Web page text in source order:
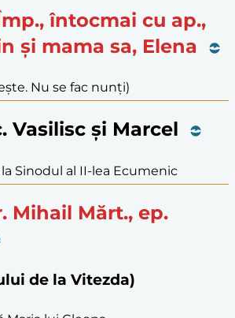
întocmai cu ap.,
și mama sa, Elena
Nu se fac nunți)
Vasilisc și Marcel
Sinodul al II-lea Ecumenic
Mihail Mărt., ep.
de la Vitezda)